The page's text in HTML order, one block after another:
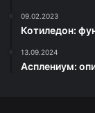
09.02.2023
Котиледон:
13.09.2024
Асплениум: